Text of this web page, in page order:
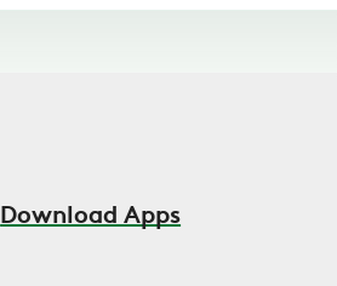
Download Apps